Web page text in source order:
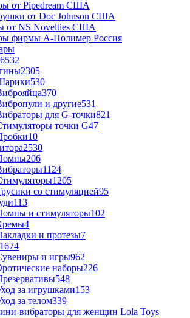
6532
2305
530
370
и другие531
для G-точки821
точки G47
10
2530
206
1124
1205
со стимуляцией95
113
и стимуляторы102
4
и протезы7
1674
и игры962
наборы226
548
за игрушками153
за телом339